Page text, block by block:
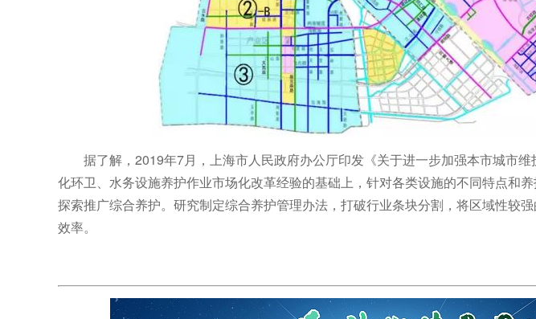
据了解，2019年7月，上海市人民政府办公厅印发《关于进一步加强本市城市
化环卫、水务设施养护作业市场化改革经验的基础上，针对各类设施的不同特点和
探索推广综合养护。研究制定综合养护管理办法，打破行业条块分割，将区域性较
效率。